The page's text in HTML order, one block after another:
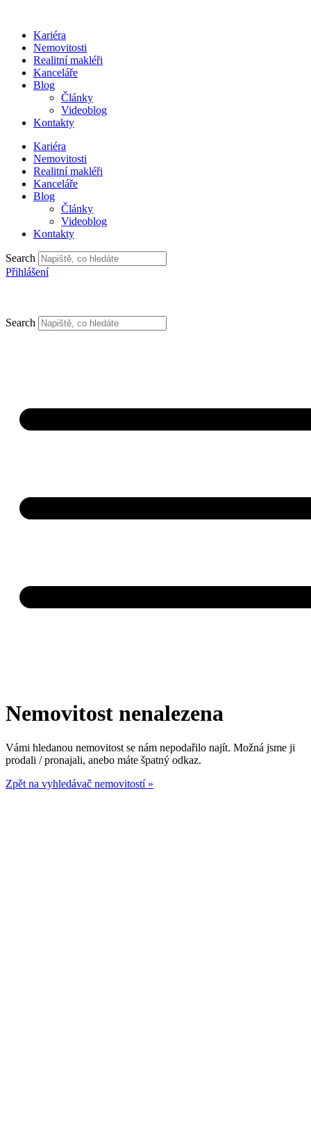
obsahuKariéra
Nemovitosti
Realitní makléři
Kanceláře
Blog
Články
Videoblog
Kontakty
Kariéra
Nemovitosti
Realitní makléři
Kanceláře
Blog
Články
Videoblog
Kontakty
Search
Přihlášení
Search
Nemovitost nenalezena
Vámi hledanou nemovitost se nám nepodařilo najít. Možná jsme ji
prodali / pronajali, anebo máte špatný odkaz.
Zpět na vyhledávač nemovitostí »